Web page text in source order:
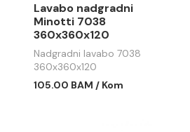
Lavabo nadgradni
Minotti 7038
360x360x120
Nadgradni lavabo 7038
360x360x120
105.00 BAM / Kom